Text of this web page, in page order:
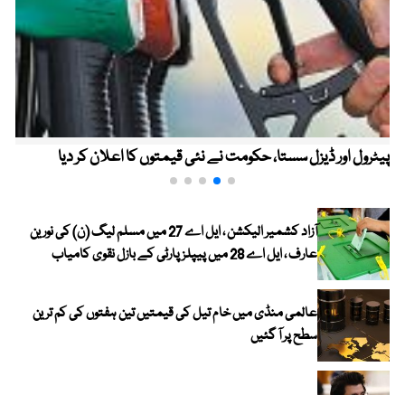
پیٹرول اور ڈیزل سستا، حکومت نے نئی قیمتوں کا اعلان کر دیا
آزاد کشمیر الیکشن ، ایل اے 27 میں مسلم لیگ (ن) کی نورین
عارف ، ایل اے 28 میں پیپلز پارٹی کے بازل نقوی کامیاب
عالمی منڈی میں خام تیل کی قیمتیں تین ہفتوں کی کم ترین
سطح پر آ گئیں